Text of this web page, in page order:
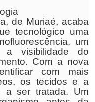
de Muriaé, acaba
tecnológico uma
um
a visibilidade do
Com a nova
com mais
os tecidos e a
a ser tratada. Um